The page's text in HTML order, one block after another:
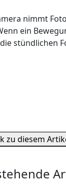
nimmt
ein
stündlichen
zu diesem